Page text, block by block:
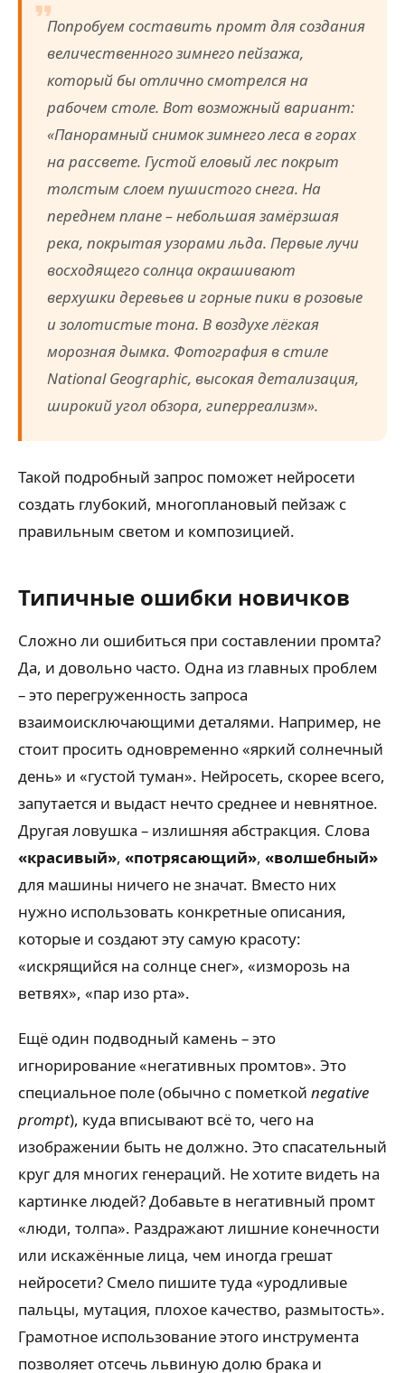
Попробуем составить промт для создания
величественного зимнего пейзажа,
который бы отлично смотрелся на
рабочем столе. Вот возможный вариант:
«Панорамный снимок зимнего леса в горах
на рассвете. Густой еловый лес покрыт
толстым слоем пушистого снега. На
переднем плане – небольшая замёрзшая
река, покрытая узорами льда. Первые лучи
восходящего солнца окрашивают
верхушки деревьев и горные пики в розовые
и золотистые тона. В воздухе лёгкая
морозная дымка. Фотография в стиле
National Geographic, высокая детализация,
широкий угол обзора, гиперреализм».
Такой подробный запрос поможет нейросети
создать глубокий, многоплановый пейзаж с
правильным светом и композицией.
Типичные ошибки новичков
Сложно ли ошибиться при составлении промта?
Да, и довольно часто. Одна из главных проблем
– это перегруженность запроса
взаимоисключающими деталями. Например, не
стоит просить одновременно «яркий солнечный
день» и «густой туман». Нейросеть, скорее всего,
запутается и выдаст нечто среднее и невнятное.
Другая ловушка – излишняя абстракция. Слова
«красивый», «потрясающий», «волшебный»
для машины ничего не значат. Вместо них
нужно использовать конкретные описания,
которые и создают эту самую красоту:
«искрящийся на солнце снег», «изморозь на
ветвях», «пар изо рта».
Ещё один подводный камень – это
игнорирование «негативных промтов». Это
специальное поле (обычно с пометкой negative
prompt), куда вписывают всё то, чего на
изображении быть не должно. Это спасательный
круг для многих генераций. Не хотите видеть на
картинке людей? Добавьте в негативный промт
«люди, толпа». Раздражают лишние конечности
или искажённые лица, чем иногда грешат
нейросети? Смело пишите туда «уродливые
пальцы, мутация, плохое качество, размытость».
Грамотное использование этого инструмента
позволяет отсечь львиную долю брака и